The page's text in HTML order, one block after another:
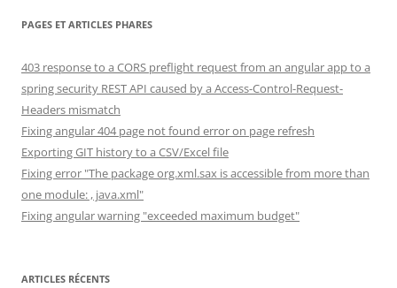
PAGES ET ARTICLES PHARES
403 response to a CORS preflight request from an angular app to a
spring security REST API caused by a Access-Control-Request-
Headers mismatch
Fixing angular 404 page not found error on page refresh
Exporting GIT history to a CSV/Excel file
Fixing error "The package org.xml.sax is accessible from more than
one module: , java.xml"
Fixing angular warning "exceeded maximum budget"
ARTICLES RÉCENTS